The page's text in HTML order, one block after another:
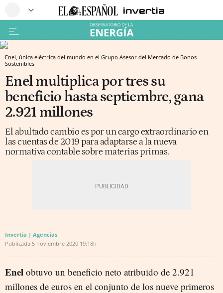
Enel, única eléctrica del mundo en el Grupo Asesor del Mercado de Bonos
Sostenibles
Enel multiplica por tres su
beneficio hasta septiembre, gana
2.921 millones
El abultado cambio es por un cargo extraordinario en
las cuentas de 2019 para adaptarse a la nueva
normativa contable sobre materias primas.
Invertia | Agencias
Publicada 5 noviembre 2020 19:18h
Enel obtuvo un beneficio neto atribuido de 2.921
millones de euros en el conjunto de los nueve primeros